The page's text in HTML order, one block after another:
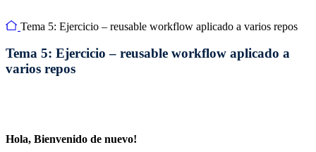
Tema 5: Ejercicio – reusable workflow aplicado a varios repos
Tema 5: Ejercicio – reusable workflow aplicado a
varios repos
Hola, Bienvenido de nuevo!